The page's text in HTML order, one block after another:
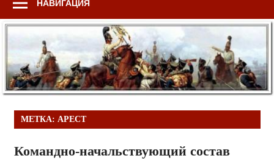
НАВИГАЦИЯ
МЕТКА: АРЕСТ
Командно-начальствующий состав